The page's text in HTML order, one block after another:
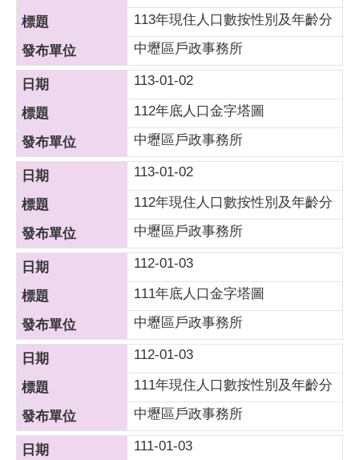
113年現住人口數按性別及年齡分
中壢區戶政事務所
113-01-02
112年底人口金字塔圖
中壢區戶政事務所
113-01-02
112年現住人口數按性別及年齡分
中壢區戶政事務所
112-01-03
111年底人口金字塔圖
中壢區戶政事務所
112-01-03
111年現住人口數按性別及年齡分
中壢區戶政事務所
111-01-03